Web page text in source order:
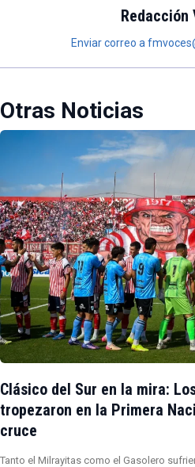
Redacción
Enviar correo a
Otras Noticias
Clásico del Sur en la mira:
tropezaron en la Primera
cruce
Tanto el Milrayitas como el Gasolero